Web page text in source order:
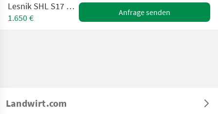
Lesnik SHL S17 Fronthydraulik
1.650 €
Anfrage senden
Landwirt.com